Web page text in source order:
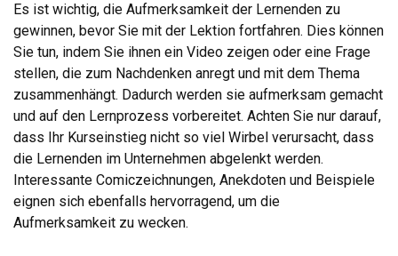
Es ist wichtig, die Aufmerksamkeit der Lernenden zu
gewinnen, bevor Sie mit der Lektion fortfahren. Dies können
Sie tun, indem Sie ihnen ein Video zeigen oder eine Frage
stellen, die zum Nachdenken anregt und mit dem Thema
zusammenhängt. Dadurch werden sie aufmerksam gemacht
und auf den Lernprozess vorbereitet. Achten Sie nur darauf,
dass Ihr Kurseinstieg nicht so viel Wirbel verursacht, dass
die Lernenden im Unternehmen abgelenkt werden.
Interessante Comiczeichnungen, Anekdoten und Beispiele
eignen sich ebenfalls hervorragend, um die
Aufmerksamkeit zu wecken.